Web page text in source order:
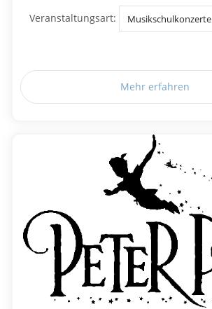
Veranstaltungsart: Musikschulkonzerte
Mehr erfahren